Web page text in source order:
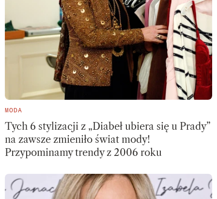
MODA
Tych 6 stylizacji z „Diabeł ubiera się u Prady”
na zawsze zmieniło świat mody!
Przypominamy trendy z 2006 roku